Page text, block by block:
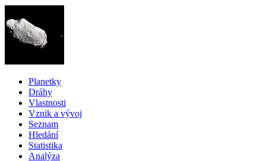
Planetky
Dráhy
Vlastnosti
Vznik a vývoj
Seznam
Hledání
Statistika
Analýza